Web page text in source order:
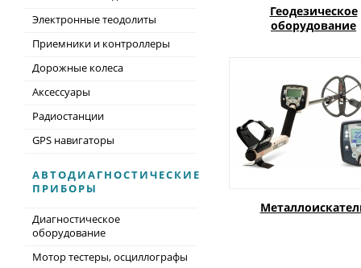
Геодезическое
оборудование
Электронные теодолиты
Приемники и контроллеры
Дорожные колеса
Аксессуары
Радиостанции
GPS навигаторы
АВТОДИАГНОСТИЧЕСКИЕ
ПРИБОРЫ
Диагностическое
оборудование
Мотор тестеры, осциллографы